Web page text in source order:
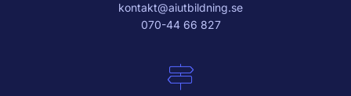
kontakt@aiutbildning.se
070-44 66 827